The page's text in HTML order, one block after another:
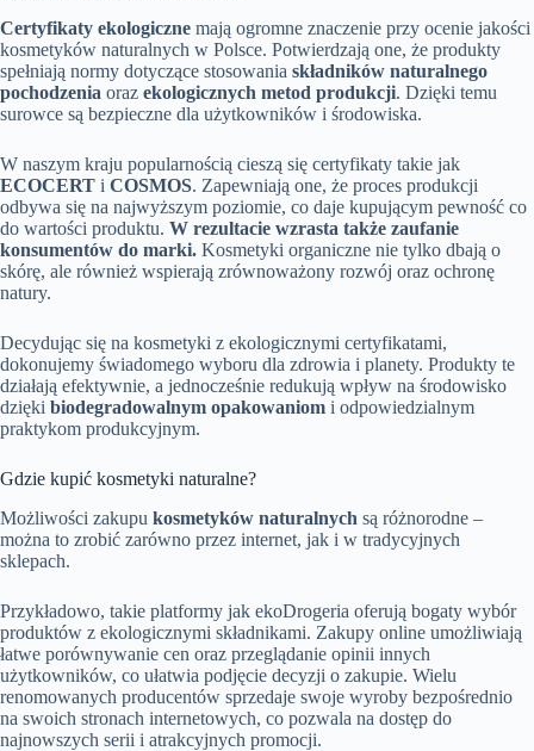
Certyfikaty ekologiczne mają ogromne znaczenie przy ocenie jakości
kosmetyków naturalnych w Polsce. Potwierdzają one, że produkty
spełniają normy dotyczące stosowania składników naturalnego
pochodzenia oraz ekologicznych metod produkcji. Dzięki temu
surowce są bezpieczne dla użytkowników i środowiska.
W naszym kraju popularnością cieszą się certyfikaty takie jak
ECOCERT i COSMOS. Zapewniają one, że proces produkcji
odbywa się na najwyższym poziomie, co daje kupującym pewność co
do wartości produktu. W rezultacie wzrasta także zaufanie
konsumentów do marki. Kosmetyki organiczne nie tylko dbają o
skórę, ale również wspierają zrównoważony rozwój oraz ochronę
natury.
Decydując się na kosmetyki z ekologicznymi certyfikatami,
dokonujemy świadomego wyboru dla zdrowia i planety. Produkty te
działają efektywnie, a jednocześnie redukują wpływ na środowisko
dzięki biodegradowalnym opakowaniom i odpowiedzialnym
praktykom produkcyjnym.
Gdzie kupić kosmetyki naturalne?
Możliwości zakupu kosmetyków naturalnych są różnorodne –
można to zrobić zarówno przez internet, jak i w tradycyjnych
sklepach.
Przykładowo, takie platformy jak ekoDrogeria oferują bogaty wybór
produktów z ekologicznymi składnikami. Zakupy online umożliwiają
łatwe porównywanie cen oraz przeglądanie opinii innych
użytkowników, co ułatwia podjęcie decyzji o zakupie. Wielu
renomowanych producentów sprzedaje swoje wyroby bezpośrednio
na swoich stronach internetowych, co pozwala na dostęp do
najnowszych serii i atrakcyjnych promocji.